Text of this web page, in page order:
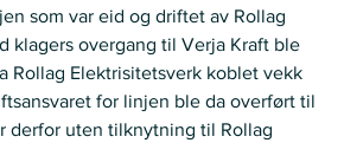
som var eid og driftet av Rollag
klagers overgang til Verja Kraft ble
Rollag Elektrisitetsverk koblet vekk
for linjen ble da overført til
derfor uten tilknytning til Rollag